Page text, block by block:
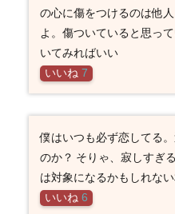
の心に傷をつけるのは他
よ。傷ついていると思っ
いてみればいい
いいね 7
僕はいつも必ず恋してる
のか？ そりゃ、寂しすぎ
は対象になるかもしれな
いいね 6